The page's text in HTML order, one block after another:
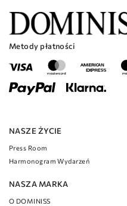
NASZE ŻYCIE
Press Room
Harmonogram Wydarzeń
NASZA MARKA
O DOMINISS
Metody płatności